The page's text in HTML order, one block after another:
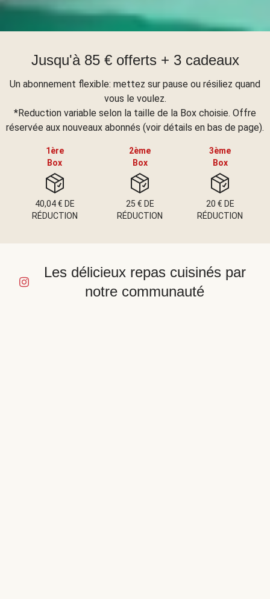
Jusqu'à 85 € offerts + 3 cadeaux
Un abonnement flexible: mettez sur pause ou résiliez quand
vous le voulez.
*Reduction variable selon la taille de la Box choisie. Offre
réservée aux nouveaux abonnés (voir détails en bas de page).
1ère
Box
40,04 € DE
RÉDUCTION
2ème
Box
25 € DE
RÉDUCTION
3ème
Box
20 € DE
RÉDUCTION
Les délicieux repas cuisinés par
notre communauté